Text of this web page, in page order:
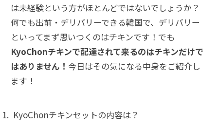
は未経験という方がほとんどではないでしょうか？
何でも出前・デリバリーできる韓国で、デリバリー
といってまず思いつくのはチキンです！でも
KyoChonチキンで配達されて来るのはチキンだけで
はありません！ 今日はその気になる中身をご紹介し
ます！
KyoChonチキンセットの内容は？